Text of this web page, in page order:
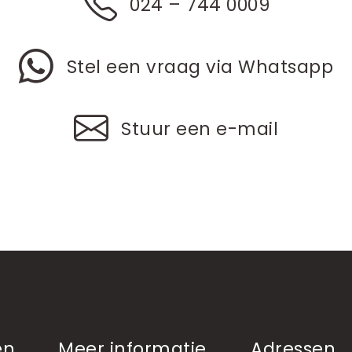
Stel een vraag via Whatsapp
Stuur een e-mail